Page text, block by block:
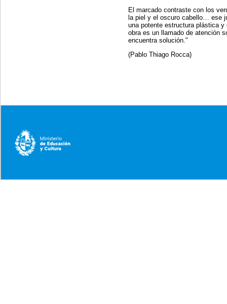
El marcado contraste con los
la piel y el oscuro cabello… ese
una potente estructura plástica
obra es un llamado de atención
encuentra solución."
(Pablo Thiago Rocca)